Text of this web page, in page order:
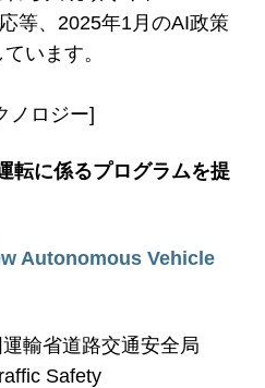
等、2025年1月のAI政策
います。
ノロジー]
転に係るプログラムを提
Autonomous Vehicle
輸省道路交通安全局
Safety